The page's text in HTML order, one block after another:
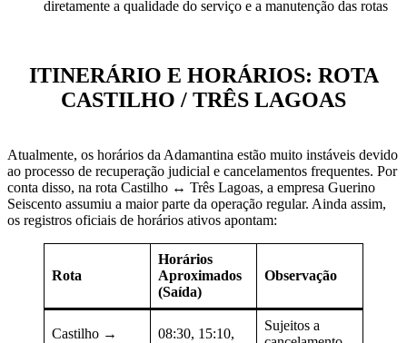
diretamente a qualidade do serviço e a manutenção das rotas
ITINERÁRIO E HORÁRIOS: ROTA
CASTILHO / TRÊS LAGOAS
Atualmente, os horários da Adamantina estão muito instáveis devido
ao processo de recuperação judicial e cancelamentos frequentes. Por
conta disso, na rota Castilho ↔ Três Lagoas, a empresa Guerino
Seiscento assumiu a maior parte da operação regular. Ainda assim,
os registros oficiais de horários ativos apontam:
Rota
Horários
Aproximados
(Saída)
Observação
Castilho →
08:30, 15:10,
Sujeitos a